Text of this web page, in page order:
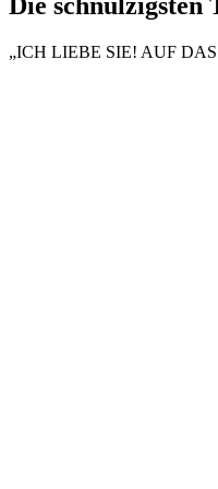
„ICH LIEBE SIE! AUF